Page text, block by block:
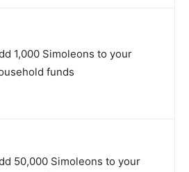
1,000 Simoleons to your
funds
50,000 Simoleons to your